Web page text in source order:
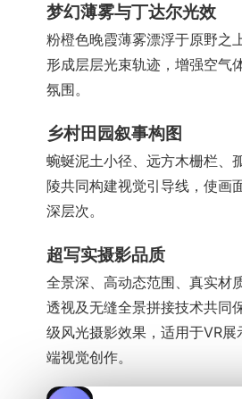
梦幻薄雾与丁达尔光效
粉橙色晚霞薄雾漂浮于原野之
形成层层光束轨迹，增强空气
氛围。
乡村田园叙事构图
蜿蜒泥土小径、远方木栅栏、
陵共同构建视觉引导线，使画
深层次。
超写实摄影品质
全景深、高动态范围、真实材
透视及无缝全景拼接技术共同
级风光摄影效果，适用于VR
端视觉创作。